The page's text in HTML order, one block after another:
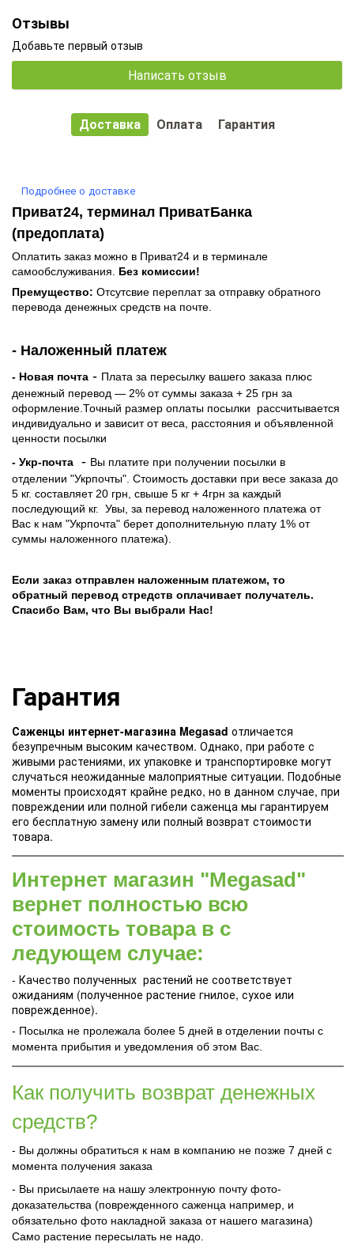
Отзывы
Добавьте первый отзыв
Написать отзыв
Доставка Оплата Гарантия
Подробнее о доставке
Приват24, терминал ПриватБанка
(предоплата)
Оплатить заказ можно в Приват24 и в терминале
самообслуживания. Без комиссии!
Премущество: Отсутсвие переплат за отправку обратного
перевода денежных средств на почте.
- Наложенный платеж
- Новая почта - Плата за пересылку вашего заказа плюс
денежный перевод — 2% от суммы заказа + 25 грн за
оформление.Точный размер оплаты посылки рассчитывается
индивидуально и зависит от веса, расстояния и объявленной
ценности посылки
- Укр-почта
- Вы платите при получении посылки в
отделении "Укрпочты". Стоимость доставки при весе заказа до
5 кг. составляет 20 грн, свыше 5 кг + 4грн за каждый
последующий кг. Увы, за перевод наложенного платежа от
Вас к нам "Укрпочта" берет дополнительную плату 1% от
суммы наложенного платежа).
Если заказ отправлен наложенным платежом, то
обратный перевод стредств оплачивает получатель.
Спасибо Вам, что Вы выбрали Нас!
Гарантия
Саженцы интернет-магазина Megasad отличается
безупречным высоким качеством. Однако, при работе с
живыми растениями, их упаковке и транспортировке могут
случаться неожиданные малоприятные ситуации. Подобные
моменты происходят крайне редко, но в данном случае, при
повреждении или полной гибели саженца мы гарантируем
его бесплатную замену или полный возврат стоимости
товара.
Интернет магазин "Megasad"
вернет полностью всю
стоимость товара в с
ледующем случае:
- Качество полученных растений не соответствует
ожиданиям (полученное растение гнилое, сухое или
поврежденное).
- Посылка не пролежала более 5 дней в отделении почты с
момента прибытия и уведомления об этом Вас.
Как получить возврат денежных
средств?
- Вы должны обратиться к нам в компанию не позже 7 дней с
момента получения заказа
- Вы присылаете на нашу электронную почту фото-
доказательства (поврежденного саженца например, и
обязательно фото накладной заказа от нашего магазина)
Само растение пересылать не надо.